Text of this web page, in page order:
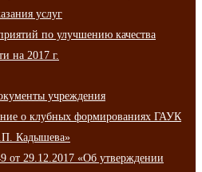
услуг
по улучшению качества
на 2017 г.
учреждения
о клубных формированиях ГАУК
Кадышева»
от 29.12.2017 «Об утверждении